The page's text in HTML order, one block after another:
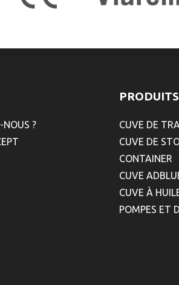
NOUS ?
PRODUITS
CUVE DE
CUVE DE
CONTAINER
CUVE
CUVE À
POMPES ET